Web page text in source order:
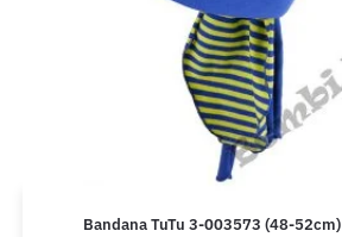
Bandana TuTu 3-003573 (48-52cm)